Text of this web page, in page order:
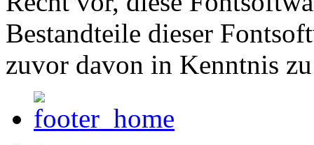
Bestandteile dieser
zuvor davon in Kenntnis zu